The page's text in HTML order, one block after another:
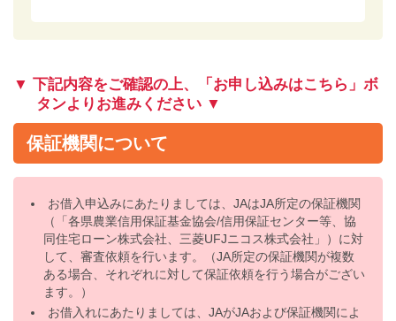
▼ 下記内容をご確認の上、「お申し込みはこちら」ボ
タンよりお進みください ▼
保証機関について
お借入申込みにあたりましては、JAはJA所定の保証機関
（「各県農業信用保証基金協会/信用保証センター等、協
同住宅ローン株式会社、三菱UFJニコス株式会社」）に対
して、審査依頼を行います。（JA所定の保証機関が複数
ある場合、それぞれに対して保証依頼を行う場合がござい
ます。）
お借入れにあたりましては、JAがJAおよび保証機関によ